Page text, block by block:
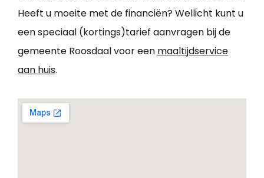
Heeft u moeite met de financiën? Wellicht kunt u
een speciaal (kortings)tarief aanvragen bij de
gemeente Roosdaal voor een maaltijdservice
aan huis.